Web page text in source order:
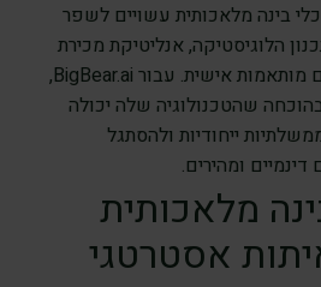
בינה מלאכותית עשויים לשפר
הלוגיסטיקה, אנליטיקת מכירת
כרטיסים וחוויות אוהדים מותאמות אישית. עבור BigBear.ai,
שהטכנולוגיה שלה יכולה
ייחודיות ולהסתגל
ומהירים.
מלאכותית
אסטרטגי